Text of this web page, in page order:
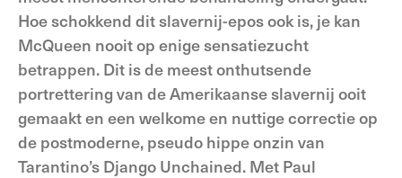
Hoe schokkend dit slavernij-epos ook is, je kan
McQueen nooit op enige sensatiezucht
betrappen. Dit is de meest onthutsende
portrettering van de Amerikaanse slavernij ooit
gemaakt en een welkome en nuttige correctie op
de postmoderne, pseudo hippe onzin van
Tarantino’s Django Unchained. Met Paul